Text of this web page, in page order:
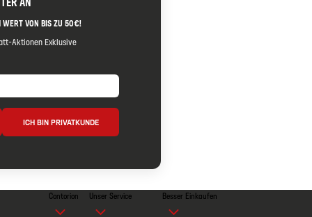
WERT VON BIS ZU 50€!
Aktionen Exklusive
ICH BIN PRIVATKUNDE
Contorion Unser Service Besser Einkaufen